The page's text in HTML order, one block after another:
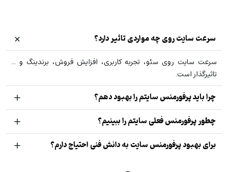
سرعت سایت روی چه مواردی تاثیر دارد؟
سرعت سایت روی سئو، تجربه کاربری، افزایش فروش، برندینگ و ...
تاثیرگذار است.
چرا باید پرفورمنس سایتم را بهبود دهم؟
چطور پرفورمنس فعلی سایتم را ببینیم؟
برای بهبود پرفورمنس سایت به دانش فنی احتیاج دارم؟